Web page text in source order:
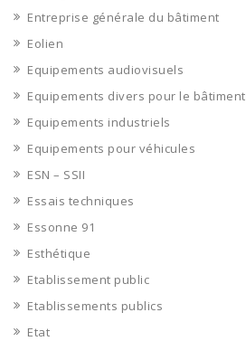
Entreprise générale du bâtiment
Eolien
Equipements audiovisuels
Equipements divers pour le bâtiment
Equipements industriels
Equipements pour véhicules
ESN – SSII
Essais techniques
Essonne 91
Esthétique
Etablissement public
Etablissements publics
Etat